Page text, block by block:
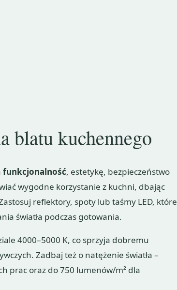
blatu kuchennego
funkcjonalność, estetykę, bezpieczeństwo
wygodne korzystanie z kuchni, dbając
reflektory, spoty lub taśmy LED, które
światła podczas gotowania.
4000–5000 K, co sprzyja dobremu
Zadbaj też o natężenie światła –
prac oraz do 750 lumenów/m² dla